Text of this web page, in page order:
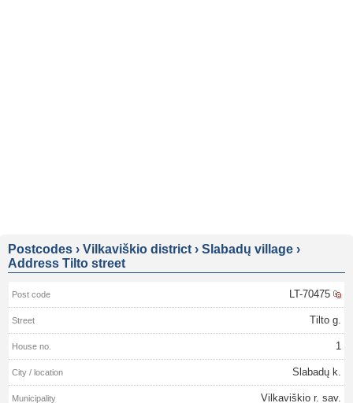
Postcodes › Vilkaviškio district › Slabadų village ›
Address Tilto street
LT-70475
Tilto g.
1
Slabadų k.
Vilkaviškio r. sav.